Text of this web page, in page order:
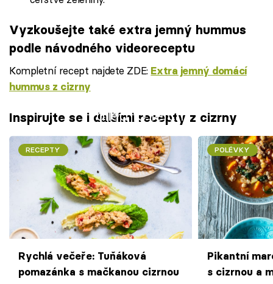
Vyzkoušejte také extra jemný hummus
podle návodného videoreceptu
Kompletní recept najdete ZDE: Extra jemný domácí
hummus z cizrny
Failed to fetch
Inspirujte se i dalšími recepty z cizrny
RECEPTY
Rychlá večeře: Tuňáková
pomazánka s mačkanou cizrnou
POLÉVKY
Pikantní
s cizrnou a